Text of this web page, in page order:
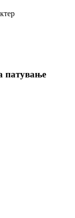
патување